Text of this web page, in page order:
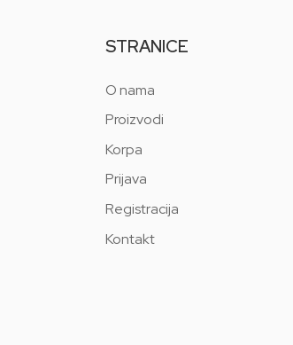
STRANICE
O nama
Proizvodi
Korpa
Prijava
Registracija
Kontakt